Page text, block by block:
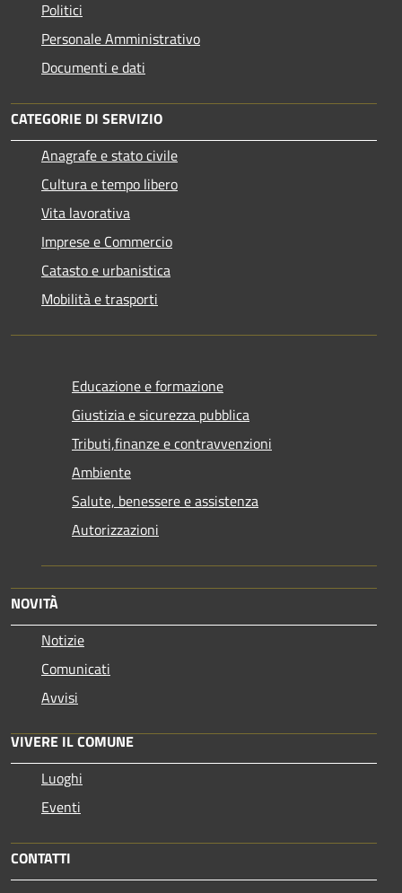
Politici
Personale Amministrativo
Documenti e dati
CATEGORIE DI SERVIZIO
Anagrafe e stato civile
Cultura e tempo libero
Vita lavorativa
Imprese e Commercio
Catasto e urbanistica
Mobilità e trasporti
Educazione e formazione
Giustizia e sicurezza pubblica
Tributi,finanze e contravvenzioni
Ambiente
Salute, benessere e assistenza
Autorizzazioni
NOVITÀ
Notizie
Comunicati
Avvisi
VIVERE IL COMUNE
Luoghi
Eventi
CONTATTI